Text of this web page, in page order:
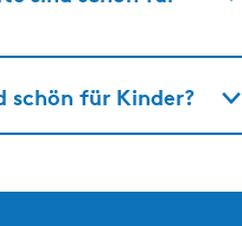
für Kinder?